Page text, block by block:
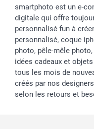
smartphoto est un e-
digitale qui offre
personnalisé fun à
personnalisé, coque
photo, pêle-mêle
idées cadeaux et
tous les mois de
créés par nos
selon les retours et